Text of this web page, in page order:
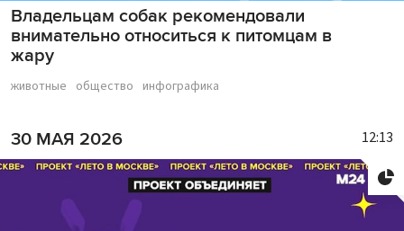
Владельцам собак рекомендовали
внимательно относиться к питомцам в
жару
животные общество инфографика
30 МАЯ 2026 12:13